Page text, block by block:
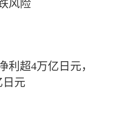
风险
利超4万亿日元，
日元